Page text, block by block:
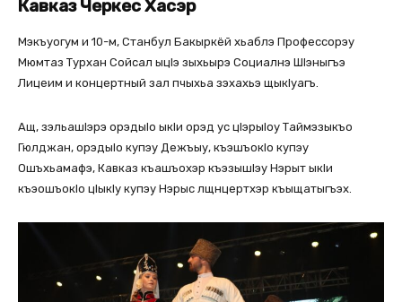
Кавказ Черкес Хасэр
Мэкъуогум и 10-м, Станбул Бакыркёй хьаблэ Профессорэу
Мюмтаз Турхан Сойсал ыцlэ зыхьырэ Социалнэ Шlэныгъэ
Лицеим и концертный зал пчыхьа зэхахьэ щыкlуагъ.
Ащ, зэльашlэрэ орэдыlо ыкlи орэд ус цlэрыlоу Таймэзыкъо
Гюлджан, орэдыlо купэу Дежъыу, къэшъокlо купэу
Ошъхьамафэ, Кавказ къашъохэр къэзышlэу Нэрыт ыкlи
къэошъокlо цlыкlу купэу Нэрыс лщнцертхэр къыщатыгъэх.